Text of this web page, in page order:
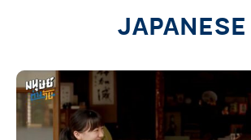
JAPANESE